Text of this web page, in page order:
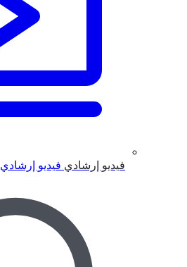
فيديو إرشادي فيديو إرشادي